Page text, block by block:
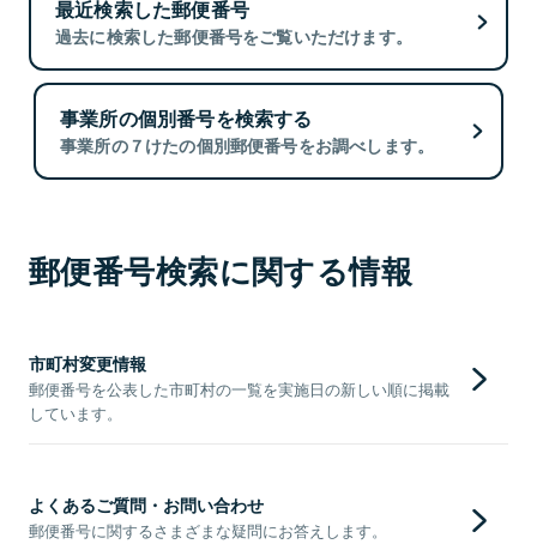
最近検索した郵便番号
過去に検索した郵便番号をご覧いただけます。
事業所の個別番号を検索する
事業所の７けたの個別郵便番号をお調べします。
郵便番号検索に関する情報
市町村変更情報
郵便番号を公表した市町村の一覧を実施日の新しい順に掲載
しています。
よくあるご質問・お問い合わせ
郵便番号に関するさまざまな疑問にお答えします。